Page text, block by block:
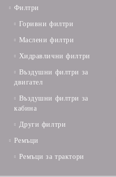
Филтри
Горивни филтри
Маслени филтри
Хидравлични филтри
Въздушни филтри за
двигател
Въздушни филтри за
кабина
Други филтри
Ремъци
Ремъци за трактори